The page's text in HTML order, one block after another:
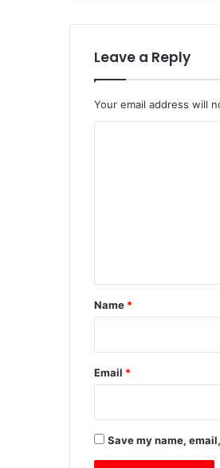
Leave a Reply
Your email address will
*
Name *
Email *
Save my name,